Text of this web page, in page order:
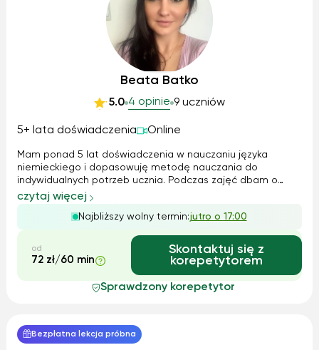
Beata Batko
5.0 4 opinie 9 uczniów
5+ lata doświadczenia Online
Mam ponad 5 lat doświadczenia w nauczaniu języka
niemieckiego i dopasowuję metodę nauczania do
indywidualnych potrzeb ucznia. Podczas zajęć dbam o
komfort i przyjazną atmosferę, co sprzyja efektywnej nauce.
Pracuję na własnych materiałach, które pomagają uczniom
lepiej rozumieć gramatykę, rozwijać s...
czytaj więcej
Najbliższy wolny termin:jutro o 17:00
od
72 zł/60 min
Skontaktuj się z
korepetytorem
Sprawdzony korepetytor
Bezpłatna lekcja próbna